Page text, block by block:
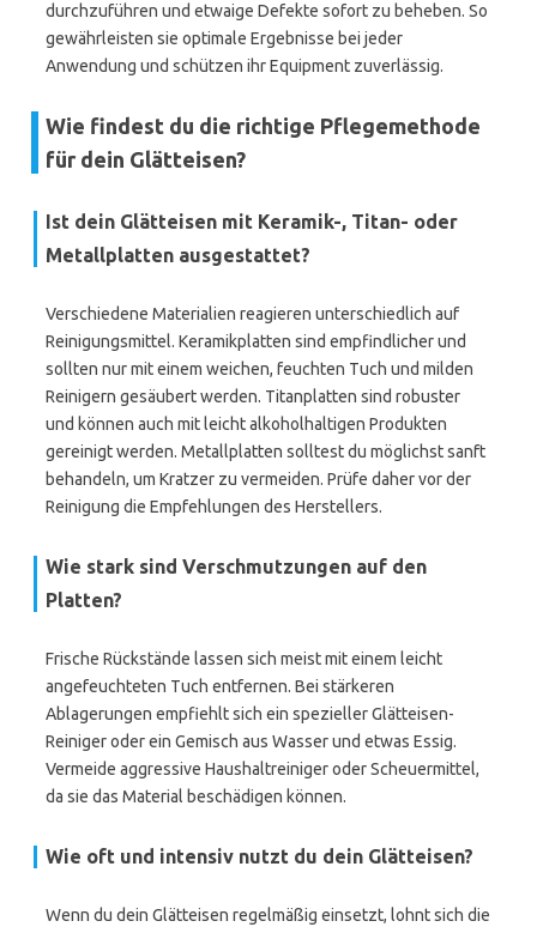
durchzuführen und etwaige Defekte sofort zu beheben. So
gewährleisten sie optimale Ergebnisse bei jeder
Anwendung und schützen ihr Equipment zuverlässig.
Wie findest du die richtige Pflegemethode
für dein Glätteisen?
Ist dein Glätteisen mit Keramik-, Titan- oder
Metallplatten ausgestattet?
Verschiedene Materialien reagieren unterschiedlich auf
Reinigungsmittel. Keramikplatten sind empfindlicher und
sollten nur mit einem weichen, feuchten Tuch und milden
Reinigern gesäubert werden. Titanplatten sind robuster
und können auch mit leicht alkoholhaltigen Produkten
gereinigt werden. Metallplatten solltest du möglichst sanft
behandeln, um Kratzer zu vermeiden. Prüfe daher vor der
Reinigung die Empfehlungen des Herstellers.
Wie stark sind Verschmutzungen auf den
Platten?
Frische Rückstände lassen sich meist mit einem leicht
angefeuchteten Tuch entfernen. Bei stärkeren
Ablagerungen empfiehlt sich ein spezieller Glätteisen-
Reiniger oder ein Gemisch aus Wasser und etwas Essig.
Vermeide aggressive Haushaltreiniger oder Scheuermittel,
da sie das Material beschädigen können.
Wie oft und intensiv nutzt du dein Glätteisen?
Wenn du dein Glätteisen regelmäßig einsetzt, lohnt sich die